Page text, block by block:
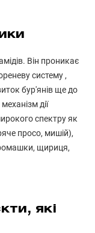
Він проникає
систему ,
бур'янів ще до
дії
спектру як
просо, мишій),
щириця,
які